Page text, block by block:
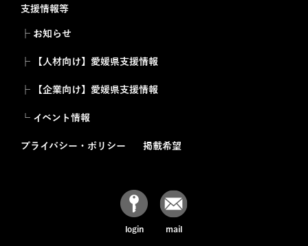
支援情報等
├ お知らせ
├ 【人材向け】愛媛県支援情報
├ 【企業向け】愛媛県支援情報
└ イベント情報
プライバシー・ポリシー 掲載希望
login mail